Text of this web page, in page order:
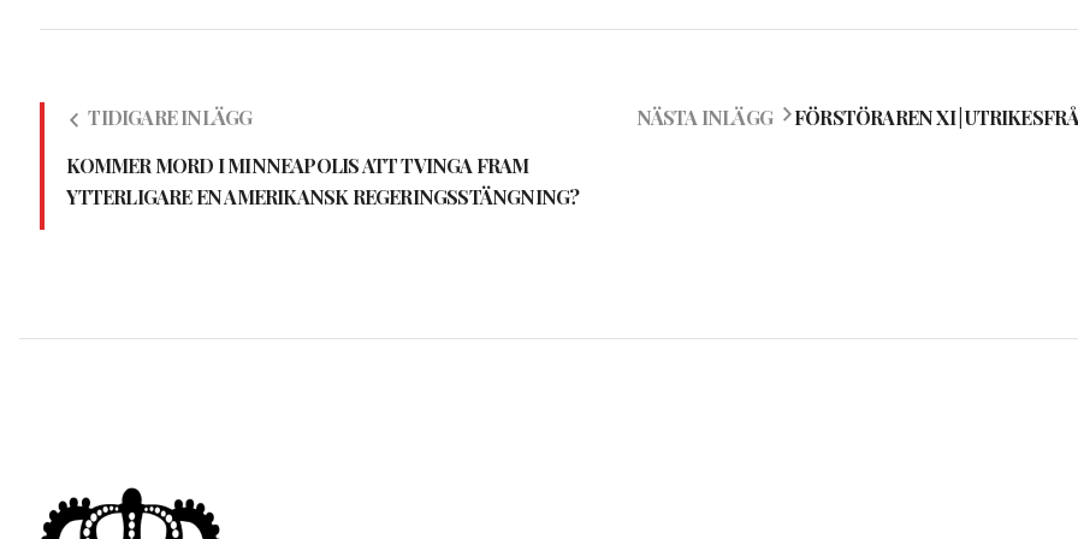
TIDIGARE INLÄGG
KOMMER MORD I MINNEAPOLIS ATT TVINGA FRAM
YTTERLIGARE EN AMERIKANSK REGERINGSSTÄNGNING?
NÄSTA INLÄGG FÖRSTÖRAREN XI |